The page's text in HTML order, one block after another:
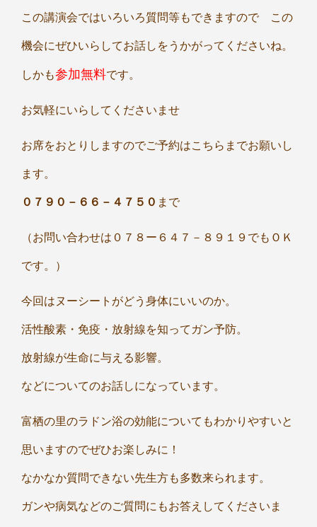
この講演会ではいろいろ質問等もできますので この
機会にぜひいらしてお話しをうかがってくださいね。
しかも参加無料です。
お気軽にいらしてくださいませ
お席をおとりしますのでご予約はこちらまでお願いし
ます。
０７９０－６６－４７５０ まで
（お問い合わせは０７８ー６４７－８９１９でもＯＫ
です。）
今回はヌーシートがどう身体にいいのか。
活性酸素・免疫・放射線を知ってガン予防。
放射線が生命に与える影響。
などについてのお話しになっています。
富栖の里のラドン浴の効能についてもわかりやすいと
思いますのでぜひお楽しみに！
なかなか質問できない先生方も多数来られます。
ガンや病気などのご質問にもお答えしてくださいま